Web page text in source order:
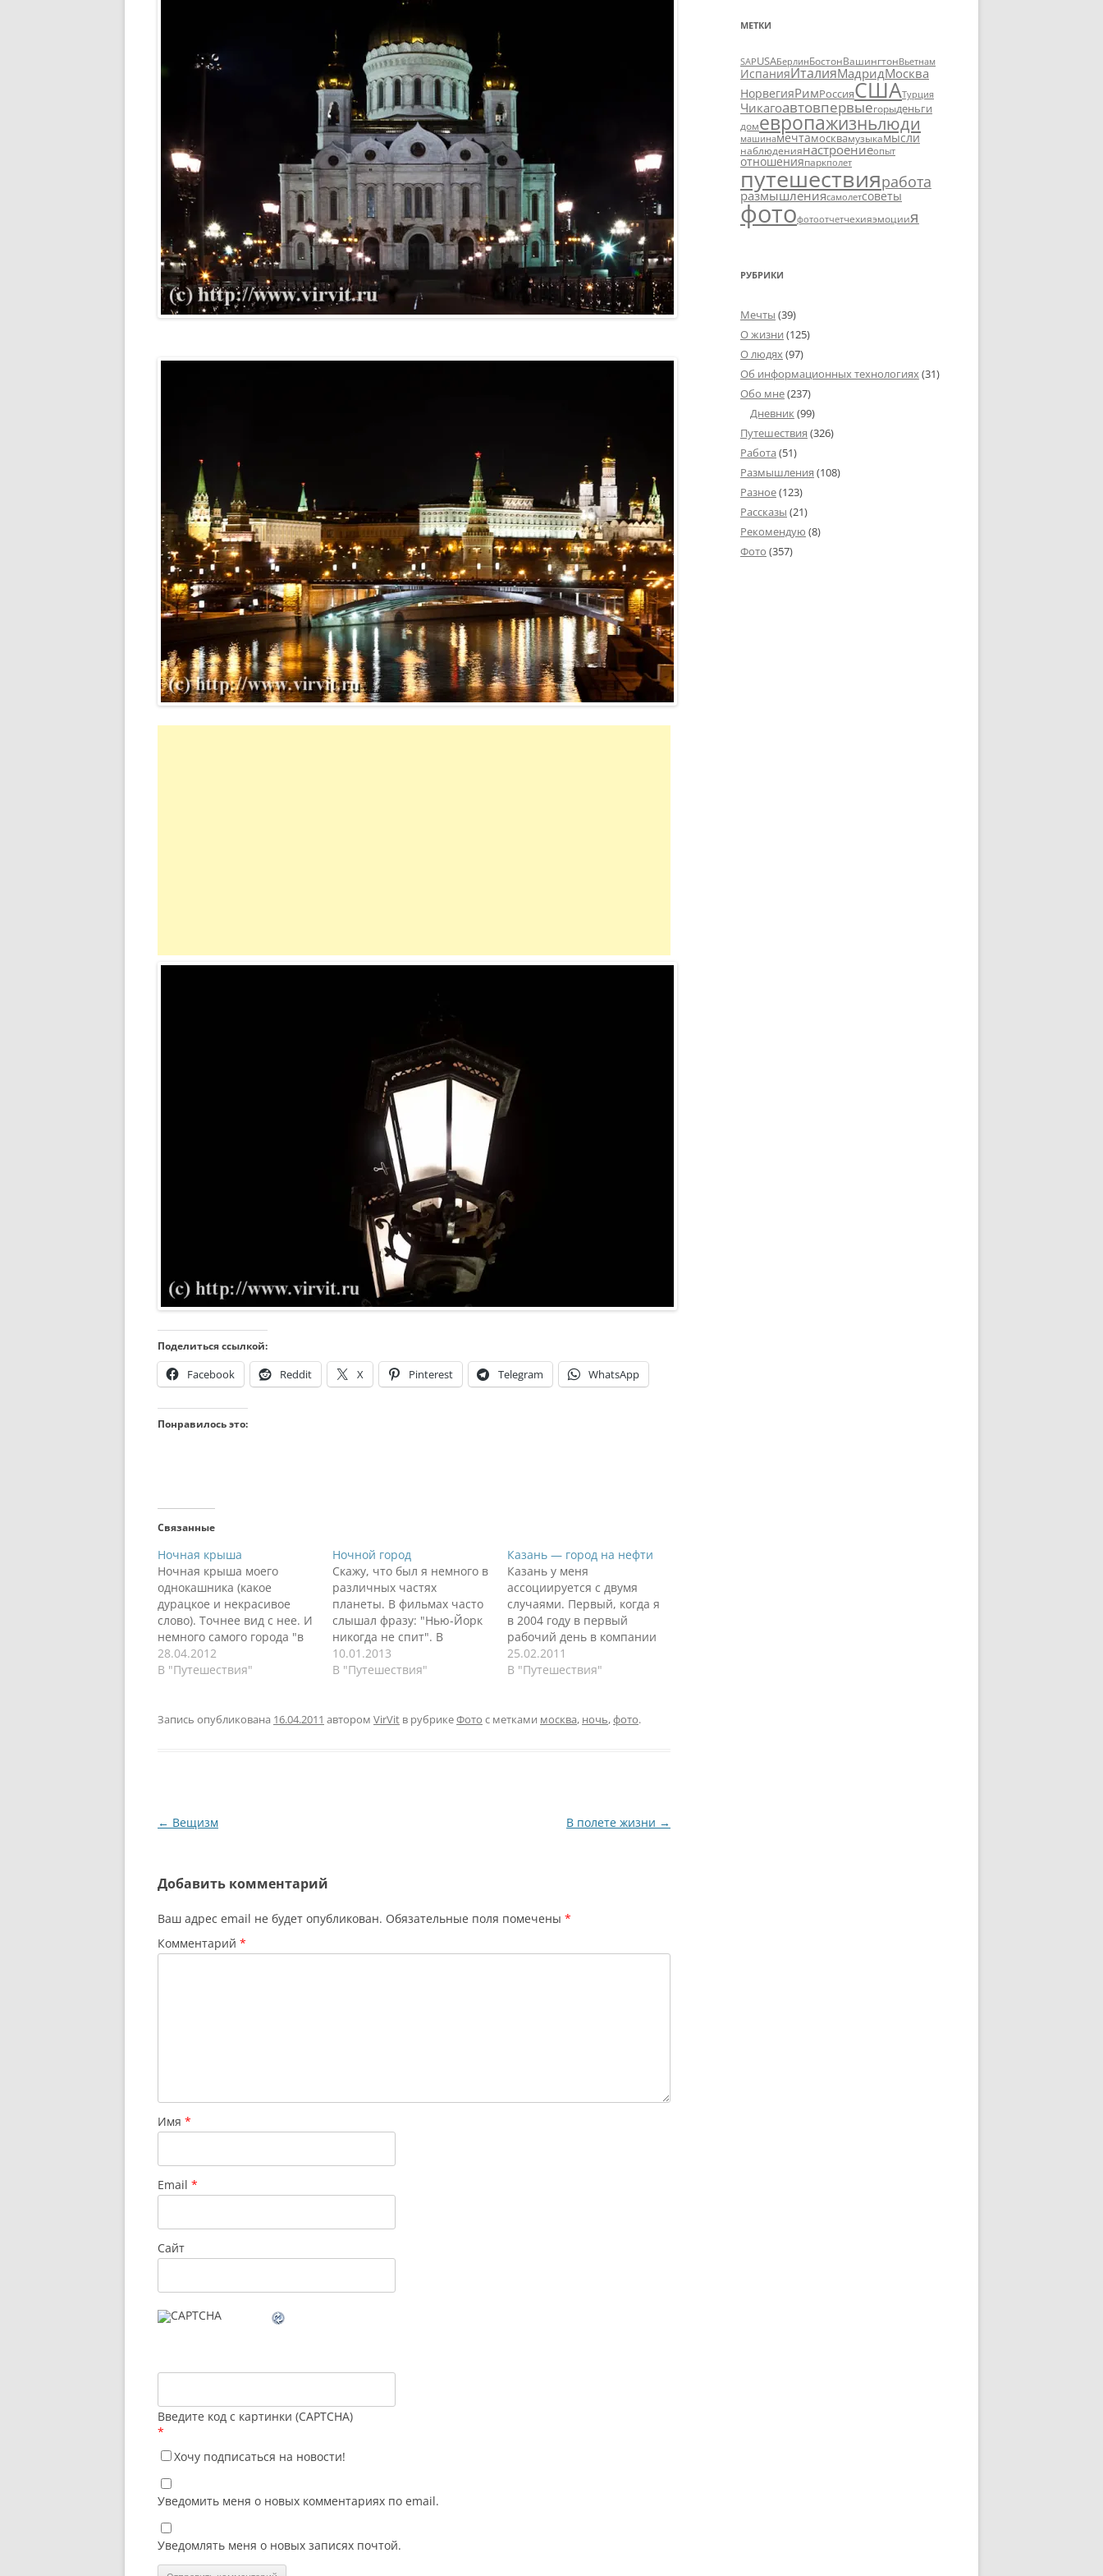
Поделиться ссылкой:
Facebook Reddit X Pinterest Telegram WhatsApp
Понравилось это:
Связанные
Ночная крыша
Ночная крыша моего
однокашника (какое
дурацкое и некрасивое
слово). Точнее вид с нее. И
немного самого города "в
ночи":
28.04.2012
В "Путешествия"
Ночной город
Скажу, что был я немного в
различных частях
планеты. В фильмах часто
слышал фразу: "Нью-Йорк
никогда не спит". В
четыре-пять утра я не
гулял по городу, но до двух
Times Square. В
10.01.2013
В "Путешествия"
Казань — город на нефти
Казань у меня
ассоциируется с двумя
случаями. Первый, когда я
в 2004 году в первый
рабочий день в компании
БЛОК (где я начал изучать
SAP ERP) отпросился на
кабинете кадровой службы,
25.02.2011
В "Путешествия"
Запись опубликована 16.04.2011 автором VirVit в рубрикеФото с метками москва, ночь,фото.
Навигация
← Вещизм В полете жизни →
Добавить комментарий
Ваш адрес email не будет опубликован. Обязательные поля помечены *
Комментарий *
Имя *
Email *
Сайт
Введите код с картинки (CAPTCHA)
*
Хочу подписаться на новости!
Уведомить меня о новых комментариях по email.
Уведомлять меня о новых записях почтой.
МЕТКИ
SAPUSAБерлинБостонВашингтонВьетнам
ИспанияИталияМадридМосква
НорвегияРимРоссияСШАТурция
Чикагоавтовпервыегорыденьги
домевропажизньлюди
машинамечтамосквамузыкамысли
наблюдениянастроениеопыт
отношенияпаркполет
путешествияработа
размышлениясамолетсоветы
фотофотоотчетчехияэмоциия
РУБРИКИ
Мечты (39)
О жизни (125)
О людях(97)
Об информационных технологиях(31)
Обо мне(237)
Дневник(99)
Путешествия (326)
Работа (51)
Размышления (108)
Разное(123)
Рассказы (21)
Рекомендую (8)
Фото (357)